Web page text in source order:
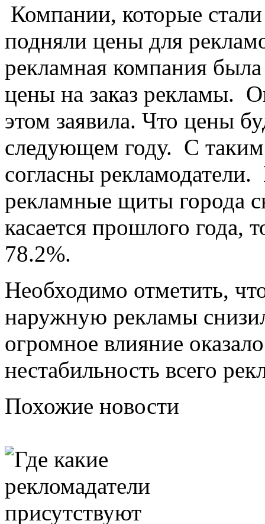
Компании, которые
подняли цены для
рекламная компания
цены на заказ рекламы.
этом заявила. Что цены
следующем году. С
согласны рекламодатели.
рекламные щиты города
касается прошлого года,
78.2%.
Необходимо отметить,
наружную рекламы
огромное влияние
нестабильность всего
Похожие новости